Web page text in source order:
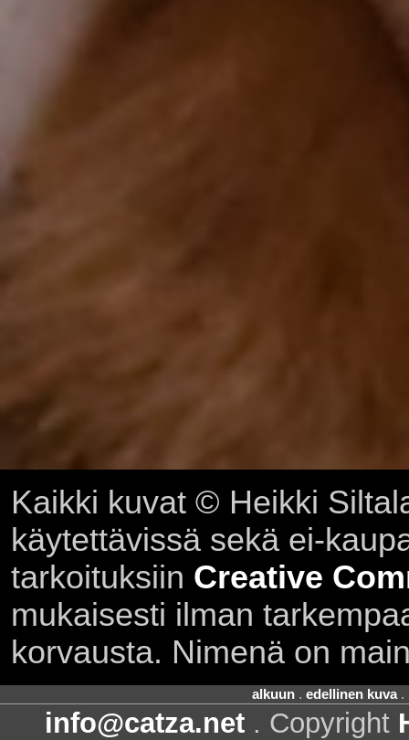
Kaikki kuvat © Heikki
käytettävissä sekä ei-
tarkoituksiin Creative
mukaisesti ilman
korvausta. Nimenä on
alkuun. edellinen kuva.
info@catza.net . Copyright